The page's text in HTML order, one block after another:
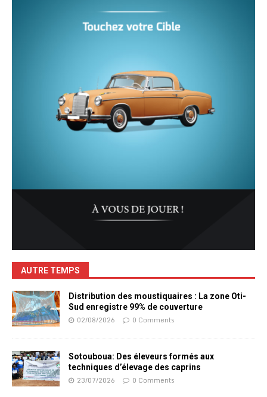
AUTRE TEMPS
Distribution des moustiquaires : La zone Oti-
Sud enregistre 99% de couverture
02/08/2026 0 Comments
Sotouboua: Des éleveurs formés aux
techniques d’élevage des caprins
23/07/2026 0 Comments